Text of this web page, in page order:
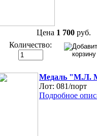
Цена 1 700 руб.
Количество:
Медаль "М.Л.
Лот: 081/порт
Подробное